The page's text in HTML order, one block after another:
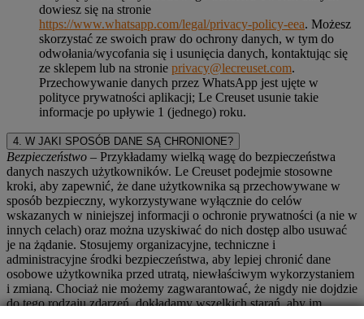
dowiesz się na stronie
https://www.whatsapp.com/legal/privacy-policy-eea. Możesz
skorzystać ze swoich praw do ochrony danych, w tym do
odwołania/wycofania się i usunięcia danych, kontaktując się
ze sklepem lub na stronie privacy@lecreuset.com.
Przechowywanie danych przez WhatsApp jest ujęte w
polityce prywatności aplikacji; Le Creuset usunie takie
informacje po upływie 1 (jednego) roku.
4. W JAKI SPOSÓB DANE SĄ CHRONIONE?
Bezpieczeństwo – Przykładamy wielką wagę do bezpieczeństwa
danych naszych użytkowników. Le Creuset podejmie stosowne
kroki, aby zapewnić, że dane użytkownika są przechowywane w
sposób bezpieczny, wykorzystywane wyłącznie do celów
wskazanych w niniejszej informacji o ochronie prywatności (a nie w
innych celach) oraz można uzyskiwać do nich dostęp albo usuwać
je na żądanie. Stosujemy organizacyjne, techniczne i
administracyjne środki bezpieczeństwa, aby lepiej chronić dane
osobowe użytkownika przed utratą, niewłaściwym wykorzystaniem
i zmianą. Chociaż nie możemy zagwarantować, że nigdy nie dojdzie
do tego rodzaju zdarzeń, dokładamy wszelkich starań, aby im